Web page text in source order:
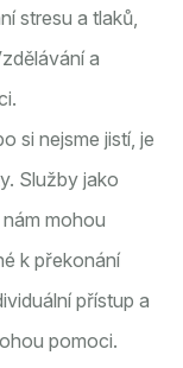
stresu a tlaků,
a
si nejsme jistí, je
Služby jako
mohou
k překonání
přístup a
pomoci.